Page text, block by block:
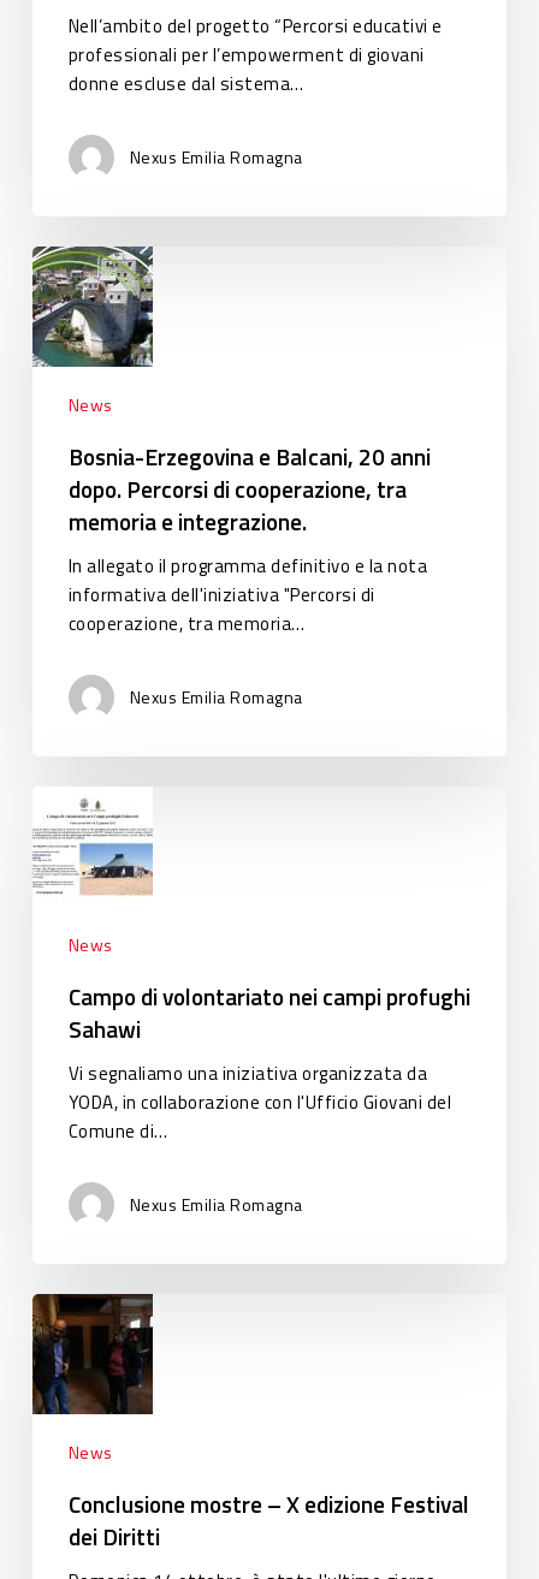
Nell’ambito del progetto “Percorsi educativi e
professionali per l’empowerment di giovani
donne escluse dal sistema…
Nexus Emilia Romagna
Bosnia-
Erzegovina
e
Balcani,
20
Percorsi
cooperazione,
memoria
integrazione.
News
Bosnia-Erzegovina e Balcani, 20 anni
dopo. Percorsi di cooperazione, tra
memoria e integrazione.
In allegato il programma definitivo e la nota
informativa dell'iniziativa "Percorsi di
cooperazione, tra memoria…
Nexus Emilia Romagna
Campo
di
volontariato
nei
profughi
News
Campo di volontariato nei campi profughi
Sahawi
Vi segnaliamo una iniziativa organizzata da
YODA, in collaborazione con l'Ufficio Giovani del
Comune di…
Nexus Emilia Romagna
Conclusione
mostre
–
X
edizione
Festival
Diritti
News
Conclusione mostre – X edizione Festival
dei Diritti